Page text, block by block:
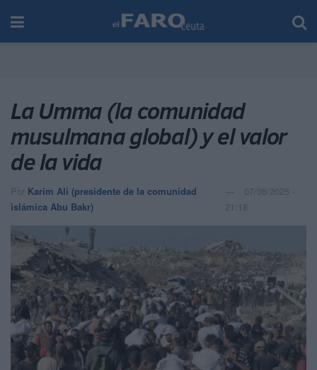
La Umma (la comunidad
musulmana global) y el valor
de la vida
Por Karim Ali (presidente de la comunidad
islámica Abu Bakr)
07/08/2025 -
21:18